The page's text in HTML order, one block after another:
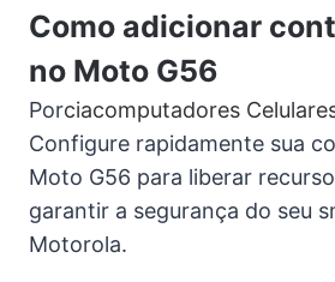
Como adicionar
no Moto G56
Porciacomputadores
Configure rapidamente sua
Moto G56 para liberar
garantir a segurança do seu
Motorola.